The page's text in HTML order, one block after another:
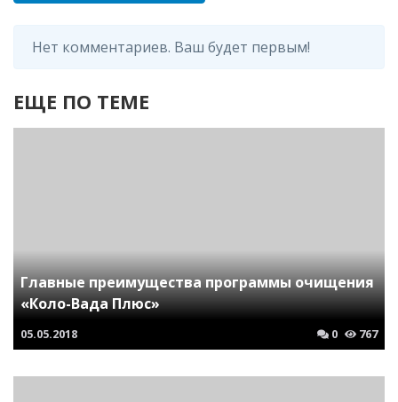
Нет комментариев. Ваш будет первым!
ЕЩЕ ПО ТЕМЕ
Главные преимущества программы очищения
«Коло-Вада Плюс»
05.05.2018 0 767